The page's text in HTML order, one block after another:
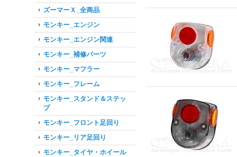
ズーマーＸ_全商品
モンキー_エンジン
モンキー_エンジン関連
モンキー_補修パーツ
モンキー_マフラー
モンキー_フレーム
モンキー_スタンド＆ステッ
プ
モンキー_フロント足回り
モンキー_リア足回り
モンキー_タイヤ・ホイール